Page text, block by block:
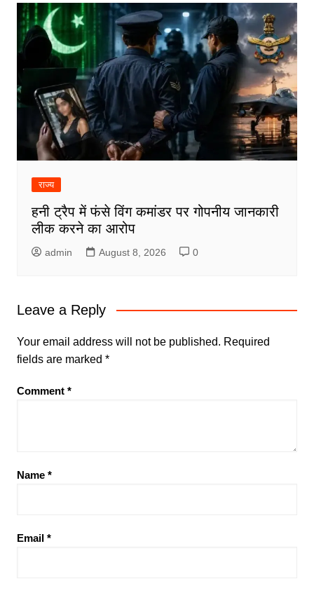
राज्य
हनी ट्रैप में फंसे विंग कमांडर पर गोपनीय जानकारी
लीक करने का आरोप
admin August 8, 2026 0
Leave a Reply
Your email address will not be published. Required
fields are marked *
Comment *
Name *
Email *